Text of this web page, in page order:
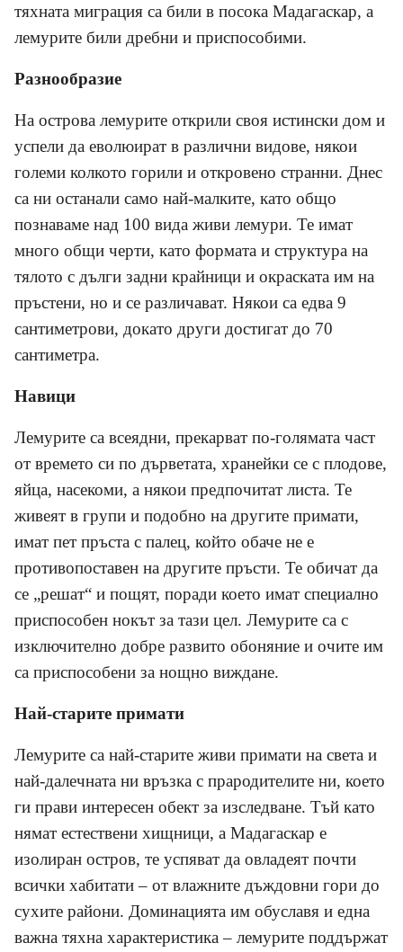
тяхната миграция са били в посока Мадагаскар, а
лемурите били дребни и приспособими.
Разнообразие
На острова лемурите открили своя истински дом и
успели да еволюират в различни видове, някои
големи колкото горили и откровено странни. Днес
са ни останали само най-малките, като общо
познаваме над 100 вида живи лемури. Те имат
много общи черти, като формата и структура на
тялото с дълги задни крайници и окраската им на
пръстени, но и се различават. Някои са едва 9
сантиметрови, докато други достигат до 70
сантиметра.
Навици
Лемурите са всеядни, прекарват по-голямата част
от времето си по дърветата, хранейки се с плодове,
яйца, насекоми, а някои предпочитат листа. Те
живеят в групи и подобно на другите примати,
имат пет пръста с палец, който обаче не е
противопоставен на другите пръсти. Те обичат да
се „решат“ и пощят, поради което имат специално
приспособен нокът за тази цел. Лемурите са с
изключително добре развито обоняние и очите им
са приспособени за нощно виждане.
Най-старите примати
Лемурите са най-старите живи примати на света и
най-далечната ни връзка с прародителите ни, което
ги прави интересен обект за изследване. Тъй като
нямат естествени хищници, а Мадагаскар е
изолиран остров, те успяват да овладеят почти
всички хабитати – от влажните дъждовни гори до
сухите райони. Доминацията им обуславя и една
важна тяхна характеристика – лемурите поддържат